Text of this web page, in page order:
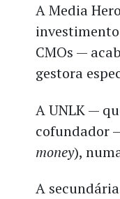
A Media
CMOs —
gestora
A UNLK —
cofundador
money),
A